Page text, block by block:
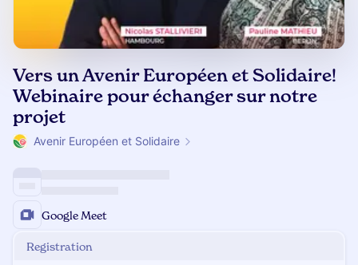
Vers un Avenir Européen et Solidaire!
Webinaire pour échanger sur notre
projet
Avenir Européen et Solidaire
Google Meet
Registration